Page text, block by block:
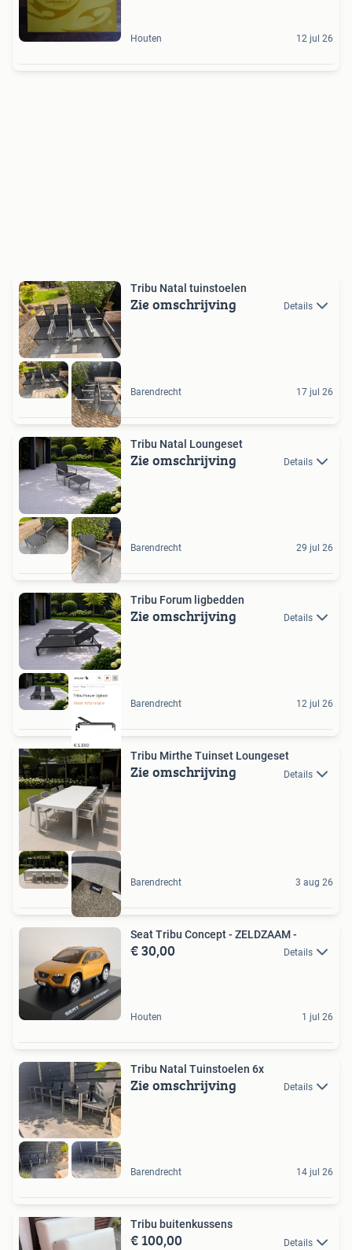
Houten 12 jul 26
Tribu Natal tuinstoelen
Zie omschrijving Details
Barendrecht 17 jul 26
Tribu Natal Loungeset
Zie omschrijving Details
Barendrecht 29 jul 26
Tribu Forum ligbedden
Zie omschrijving Details
Barendrecht 12 jul 26
Tribu Mirthe Tuinset Loungeset
Zie omschrijving Details
Barendrecht 3 aug 26
Seat Tribu Concept - ZELDZAAM -
€ 30,00 Details
Houten 1 jul 26
Tribu Natal Tuinstoelen 6x
Zie omschrijving Details
Barendrecht 14 jul 26
Tribu buitenkussens
€ 100,00 Details